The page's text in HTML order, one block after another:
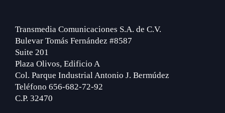
Transmedia Comunicaciones S.A. de C.V.
Bulevar Tomás Fernández #8587
Suite 201
Plaza Olivos, Edificio A
Col. Parque Industrial Antonio J. Bermúdez
Teléfono 656-682-72-92
C.P. 32470